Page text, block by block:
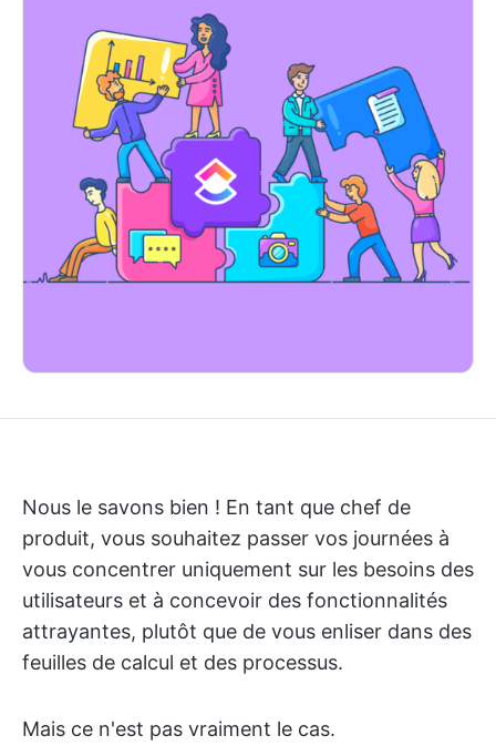
Nous le savons bien ! En tant que chef de
produit, vous souhaitez passer vos journées à
vous concentrer uniquement sur les besoins des
utilisateurs et à concevoir des fonctionnalités
attrayantes, plutôt que de vous enliser dans des
feuilles de calcul et des processus.
Mais ce n'est pas vraiment le cas.